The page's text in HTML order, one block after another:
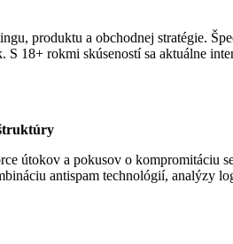
produktu a obchodnej stratégie.
18+ rokmi skúseností sa aktuálne
útokov a pokusov o kompromitáciu
antispam technológií, analýzy